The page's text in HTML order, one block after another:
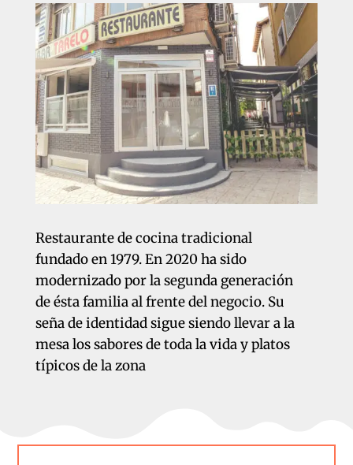
Restaurante de cocina tradicional
fundado en 1979. En 2020 ha sido
modernizado por la segunda generación
de ésta familia al frente del negocio. Su
seña de identidad sigue siendo llevar a la
mesa los sabores de toda la vida y platos
típicos de la zona